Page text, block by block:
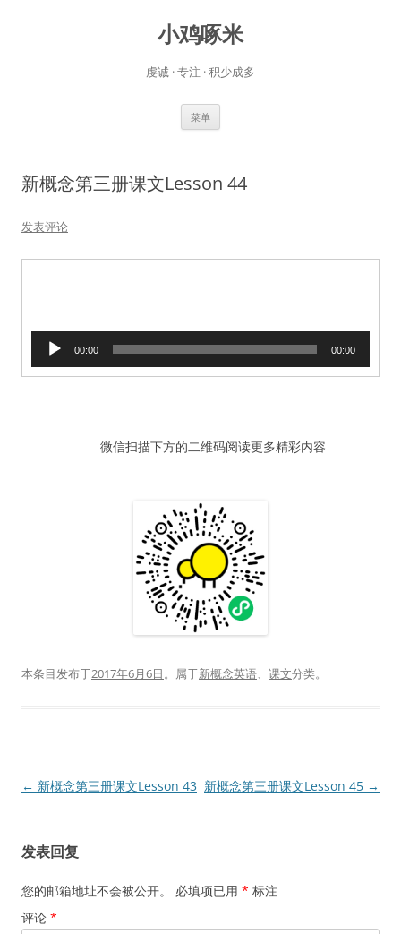
小鸡啄米
虔诚 · 专注 · 积少成多
菜单
新概念第三册课文Lesson 44
发表评论
播
00:00 00:00
微信扫描下方的二维码阅读更多精彩内容
本条目发布于2017年6月6日。属于新概念英语、 课文分类。
文
航
← 新概念第三册课文Lesson 43 新概念第三册课文Lesson 45 →
发表回复
您的邮箱地址不会被公开。 必填项已用 * 标注
评论 *